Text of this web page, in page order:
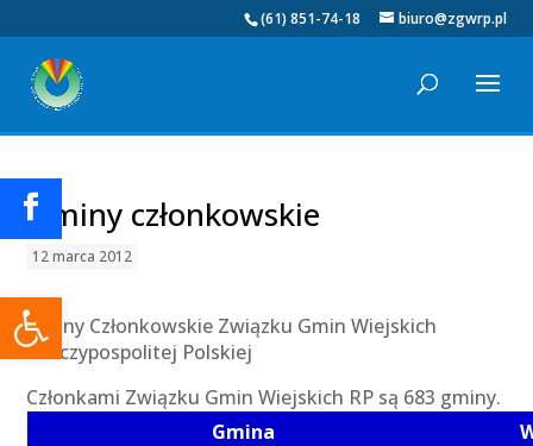
Otwórz pasek narzędzi
(61) 851-74-18 biuro@zgwrp.pl
Gminy członkowskie
12 marca 2012
Gminy Członkowskie Związku Gmin Wiejskich
Rzeczypospolitej Polskiej
Członkami Związku Gmin Wiejskich RP są 683 gminy.
Gmina